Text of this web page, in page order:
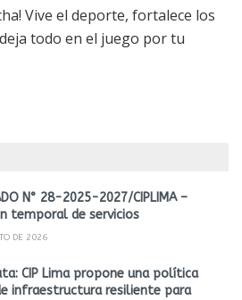
Vive el deporte, fortalece los
todo en el juego por tu
N° 28-2025-2027/CIPLIMA –
temporal de servicios
DE 2026
CIP Lima propone una política
infraestructura resiliente para